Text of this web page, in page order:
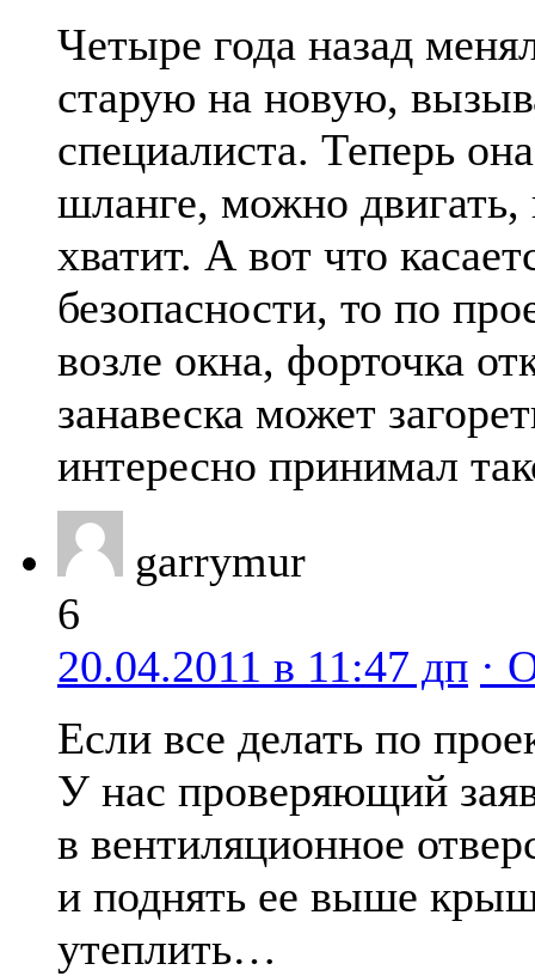
Четыре года назад
старую на новую,
специалиста. Теперь
шланге, можно двигать,
хватит. А вот что
безопасности, то по
возле окна, форточка
занавеска может
интересно принимал
garrymur
6
20.04.2011 в 11:47 дп ·
Если все делать по
У нас проверяющий
в вентиляционное
и поднять ее выше
утеплить…